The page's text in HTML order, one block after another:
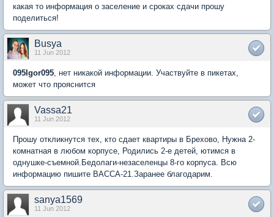
какая то информация о заселение и сроках сдачи прошу
поделиться!
Busya
11 Jun 2012
095Igor095, нет никакой информации. Участвуйте в пикетах,
может что прояснится
Vassa21
11 Jun 2012
Прошу откликнутся тех, кто сдает квартиры в Брехово, Нужна 2-
комнатная в любом корпусе, Родились 2-е детей, ютимся в
однушке-съемной.Бедолаги-незаселенцы 8-го корпуса. Всю
информацию пишите ВАССА-21.Заранее благодарим.
sanya1569
11 Jun 2012